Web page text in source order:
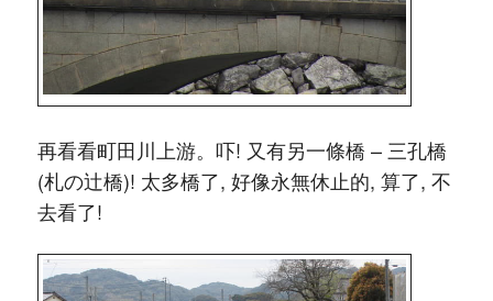
再看看町田川上游。吓! 又有另一條橋 – 三孔橋
(札の辻橋)! 太多橋了, 好像永無休止的, 算了, 不
去看了!